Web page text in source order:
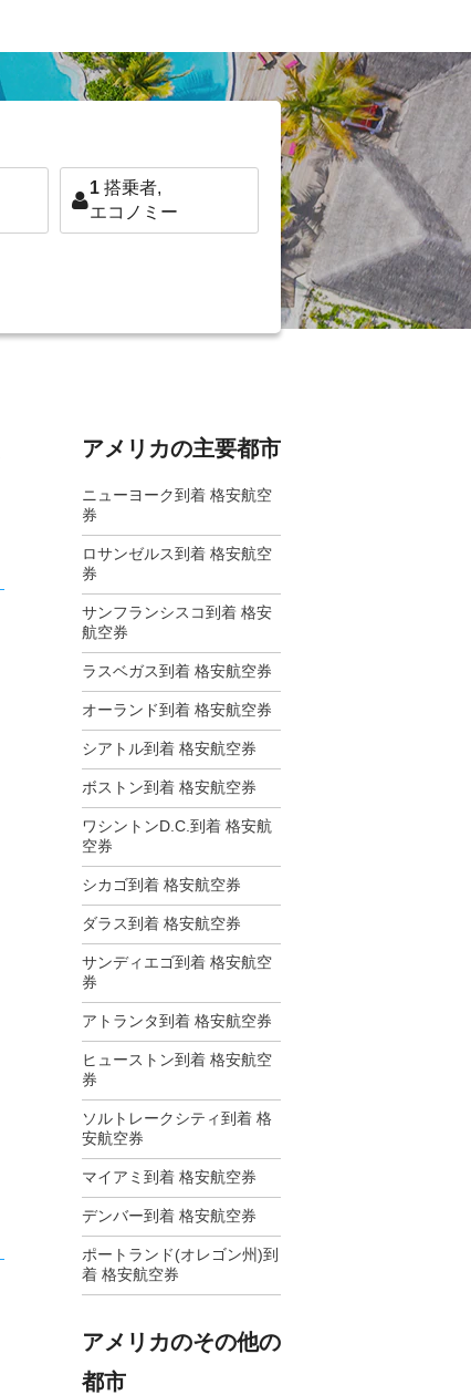
1 搭乗者,
エコノミー
アメリカの主要都市
ニューヨーク到着 格安航空
券
ロサンゼルス到着 格安航空
券
サンフランシスコ到着 格安
航空券
ラスベガス到着 格安航空券
オーランド到着 格安航空券
シアトル到着 格安航空券
ボストン到着 格安航空券
ワシントンD.C.到着 格安航
空券
シカゴ到着 格安航空券
ダラス到着 格安航空券
サンディエゴ到着 格安航空
券
アトランタ到着 格安航空券
ヒューストン到着 格安航空
券
ソルトレークシティ到着 格
安航空券
マイアミ到着 格安航空券
デンバー到着 格安航空券
ポートランド(オレゴン州)到
着 格安航空券
アメリカのその他の
都市